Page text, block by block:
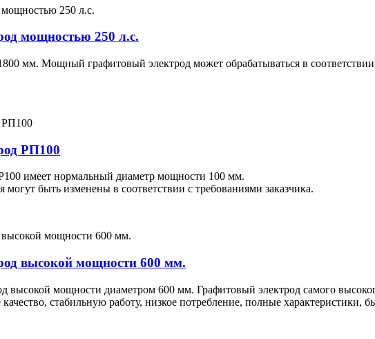
мощностью 250 л.с.
мм. Мощный графитовый электрод может обрабатываться в
РП100
имеет нормальный диаметр мощности 100 мм.
могут быть изменены в соответствии с требованиями заказчика.
высокой мощности 600 мм.
высокой мощности диаметром 600 мм. Графитовый электрод самого
стабильную работу, низкое потребление, полные характеристики,